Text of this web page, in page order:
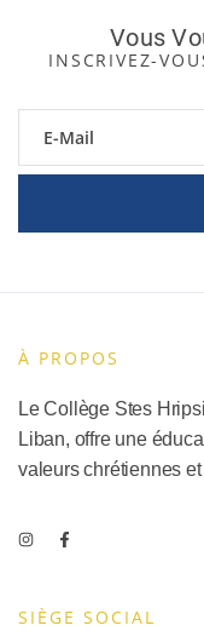
Vous
INSCRIVEZ-
À PROPOS
Le Collège Stes
Liban, offre une
valeurs chrétiennes
SIÈGE SOCIAL​